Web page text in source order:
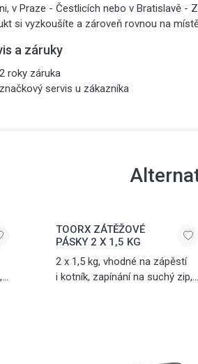
v Praze - Čestlicích nebo v Bratislavě -
si vyzkoušíte a zároveň rovnou na
a záruky
2 roky záruka
značkový servis u zákazníka
TOORX ZÁTĚŽOVÉ
PÁSKY 2 X 1,5 KG
2 x 1,5 kg, vhodné na zápěstí
i kotník, zapínání na suchý zip,